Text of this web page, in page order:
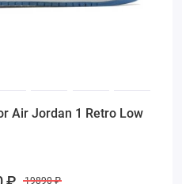
Air Jordan 1 Retro Low
19890 ₽